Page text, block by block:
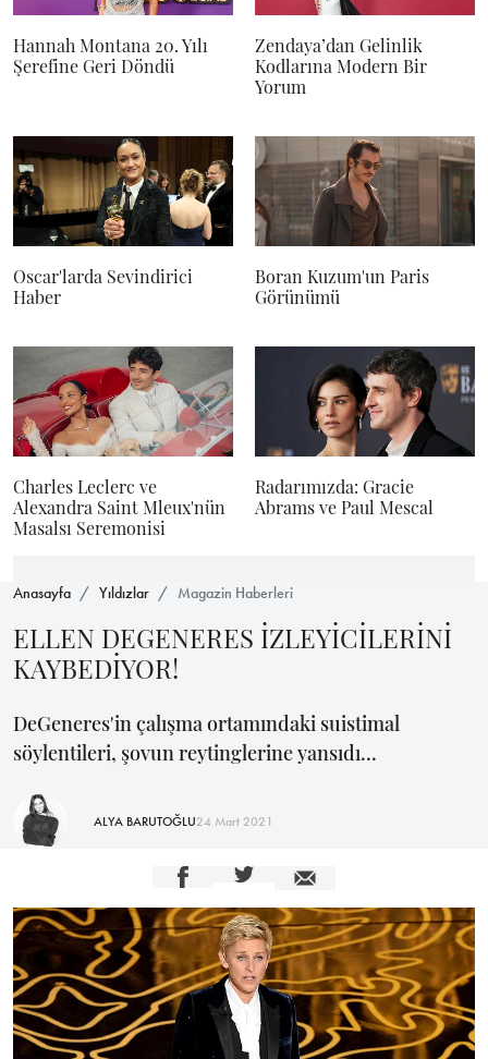
Hannah Montana 20. Yılı
Şerefine Geri Döndü
Zendaya’dan Gelinlik
Kodlarına Modern Bir
Yorum
Oscar'larda Sevindirici
Haber
Boran Kuzum'un Paris
Görünümü
Charles Leclerc ve
Alexandra Saint Mleux'nün
Masalsı Seremonisi
Radarımızda: Gracie
Abrams ve Paul Mescal
Anasayfa Yıldızlar Magazin Haberleri
ELLEN DEGENERES İZLEYİCİLERİNİ
KAYBEDİYOR!
DeGeneres'in çalışma ortamındaki suistimal
söylentileri, şovun reytinglerine yansıdı...
ALYA BARUTOĞLU24 Mart 2021